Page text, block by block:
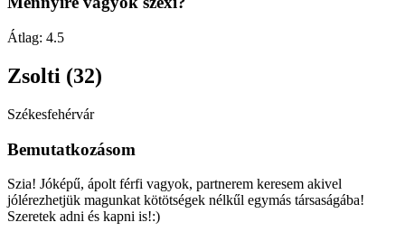
Átlag: 4.5
Zsolti (32)
Székesfehérvár
Bemutatkozásom
Szia! Jóképű, ápolt férfi vagyok, partnerem keresem akivel
jólérezhetjük magunkat kötötségek nélkűl egymás társaságába!
Szeretek adni és kapni is!:)